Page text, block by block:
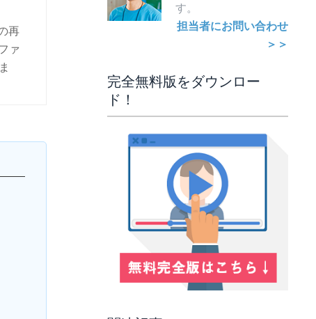
再
ァ
す。
担当者にお問い合わせ
＞＞
完全無料版をダウンロー
ド！